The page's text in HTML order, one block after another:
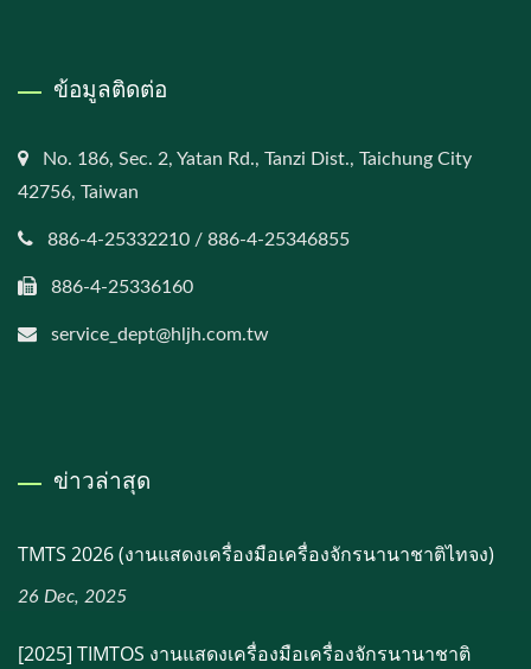
ข้อมูลติดต่อ
No. 186, Sec. 2, Yatan Rd., Tanzi Dist., Taichung City
42756, Taiwan
886-4-25332210 / 886-4-25346855
886-4-25336160
service_dept@hljh.com.tw
ข่าวล่าสุด
TMTS 2026 (งานแสดงเครื่องมือเครื่องจักรนานาชาติไทจง)
26 Dec, 2025
[2025] TIMTOS งานแสดงเครื่องมือเครื่องจักรนานาชาติ